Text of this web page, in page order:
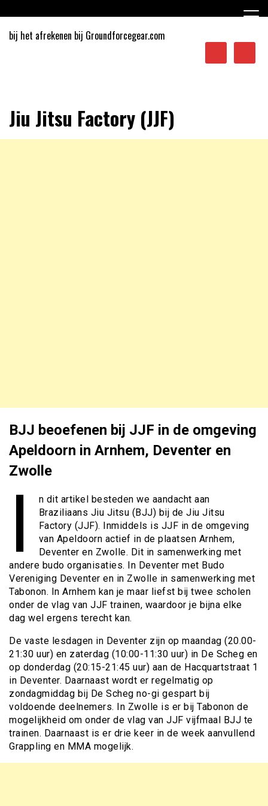
naar
inhoud
bij het afrekenen bij Groundforcegear.com
Sporten in Apeldoorn
Jiu Jitsu Factory (JJF)
BJJ beoefenen bij JJF in de omgeving
Apeldoorn in Arnhem, Deventer en
Zwolle
I
n dit artikel besteden we aandacht aan
Braziliaans Jiu Jitsu (BJJ) bij de Jiu Jitsu
Factory (JJF). Inmiddels is JJF in de omgeving
van Apeldoorn actief in de plaatsen Arnhem,
Deventer en Zwolle. Dit in samenwerking met
andere budo organisaties. In Deventer met Budo
Vereniging Deventer en in Zwolle in samenwerking met
Tabonon. In Arnhem kan je maar liefst bij twee scholen
onder de vlag van JJF trainen, waardoor je bijna elke
dag wel ergens terecht kan.
De vaste lesdagen in Deventer zijn op maandag (20.00-
21:30 uur) en zaterdag (10:00-11:30 uur) in De Scheg en
op donderdag (20:15-21:45 uur) aan de Hacquartstraat 1
in Deventer. Daarnaast wordt er regelmatig op
zondagmiddag bij De Scheg no-gi gespart bij
voldoende deelnemers. In Zwolle is er bij Tabonon de
mogelijkheid om onder de vlag van JJF vijfmaal BJJ te
trainen. Daarnaast is er drie keer in de week aanvullend
Grappling en MMA mogelijk.